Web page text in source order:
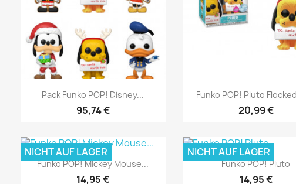
Vorschau
Pack Funko POP! Disney...
95,74 €
Vorschau
Funko POP! Pluto
20,99 €
Vorschau
Funko POP! Mickey Mouse...
14,95 €
NICHT AUF LAGER
Vorschau
Funko POP! Pluto
14,95 €
NICHT AUF LAGER